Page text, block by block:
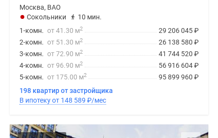
Москва, ВАО
Сокольники
10 мин.
29 206 045₽
1-комн. от 41.30 м2
26 138 580 ₽
2-комн. от 51.30 м2
41 744 520 ₽
3-комн. от 72.90 м2
56 916 604₽
4-комн. от 96.90 м2
95 899 960 ₽
5-комн. от 175.00 м2
198 квартир от застройщика
В ипотеку от 148 589 ₽/мес